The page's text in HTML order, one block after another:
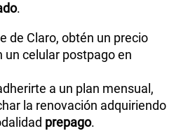
.
de Claro, obtén un precio
un celular postpago en
a un plan mensual,
la renovación adquiriendo
prepago.